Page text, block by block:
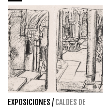
EXPOSICIONES / CALDES DE